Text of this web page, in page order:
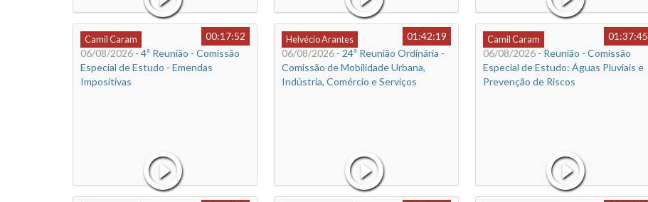
Camil Caram
00:17:52
06/08/2026 - 4ª Reunião - Comissão
Especial de Estudo - Emendas
Impositivas
Helvécio Arantes
01:42:19
06/08/2026- 24ª Reunião Ordinária -
Comissão de Mobilidade Urbana,
Indústria, Comércio e Serviços
Camil Caram
01:37:45
06/08/2026- Reunião - Comissão
Especial de Estudo: Águas Pluviais e
Prevenção de Riscos